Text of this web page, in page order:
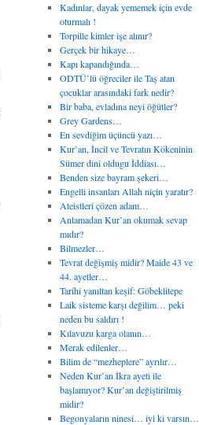
Kadınlar, dayak yememek için evde
oturmalı !
Torpille kimler işe alınır?
Gerçek bir hikaye…
Kapı kapandığında…
ODTÜ’lü öğreciler ile Taş atan
çocuklar arasındaki fark nedir?
Bir baba, evladına neyi öğütler?
Grey Gardens…
En sevdiğim üçüncü yazı…
Kur’an, İncil ve Tevratın Kökeninin
Sümer dini oldugu İddiası…
Benden size bayram şekeri…
Engelli insanları Allah niçin yaratır?
Ateistleri çözen adam…
Anlamadan Kur’an okumak sevap
mıdır?
Bilmezler…
Tevrat değişmiş midir? Maide 43 ve
44. ayetler…
Tarihi yanıltan keşif: Göbeklitepe
Laik sisteme karşı değilim… peki
neden bu saldırı !
Kılavuzu karga olanın…
Merak edilenler…
Bilim de “mezheplere” ayrılır…
Neden Kur’an İkra ayeti ile
başlamıyor? Kur’an değiştirilmiş
midir?
Begonyaların ninesi… iyi ki varsın…